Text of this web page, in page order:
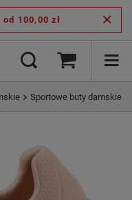
od 100,00 zł
Sportowe buty damskie